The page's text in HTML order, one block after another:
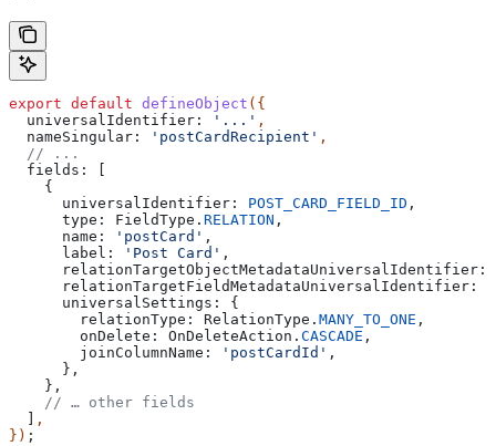
export default defineObject ({
  universalIdentifier:
'...' ,
  nameSingular:
'postCardRecipient' ,
  // ...
  fields:
    {
      universalIdentifier:
POST_CARD_FIELD_ID ,
      type:
FieldType . RELATION ,
      name:
'postCard' ,
      label:
'Post Card' ,
      relationTargetObjectMetadataUniversalIdentifier:
      relationTargetFieldMetadataUniversalIdentifier:
      universalSettings:
{
        relationType:
RelationType . MANY_TO_ONE ,
        onDelete:
OnDeleteAction . CASCADE ,
        joinColumnName:
'postCardId' ,
      },
    },
    // … other fields
,
}) ;